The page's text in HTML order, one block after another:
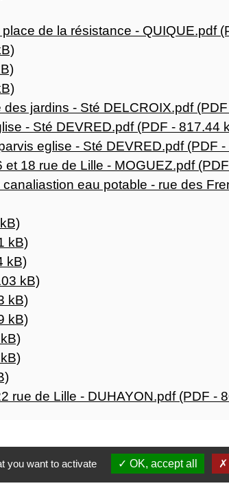
de la résistance - QUIQUE.pdf
jardins - Sté DELCROIX.pdf
- Sté DEVRED.pdf (PDF - 817.44
eglise - Sté DEVRED.pdf (PDF -
18 rue de Lille - MOGUEZ.pdf
eau potable - rue des
kB)
kB)
kB)
kB)
kB)
rue de Lille - DUHAYON.pdf (PDF -
you want to activate OK, accept all